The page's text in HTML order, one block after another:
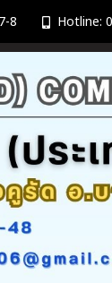
8 Hotline: